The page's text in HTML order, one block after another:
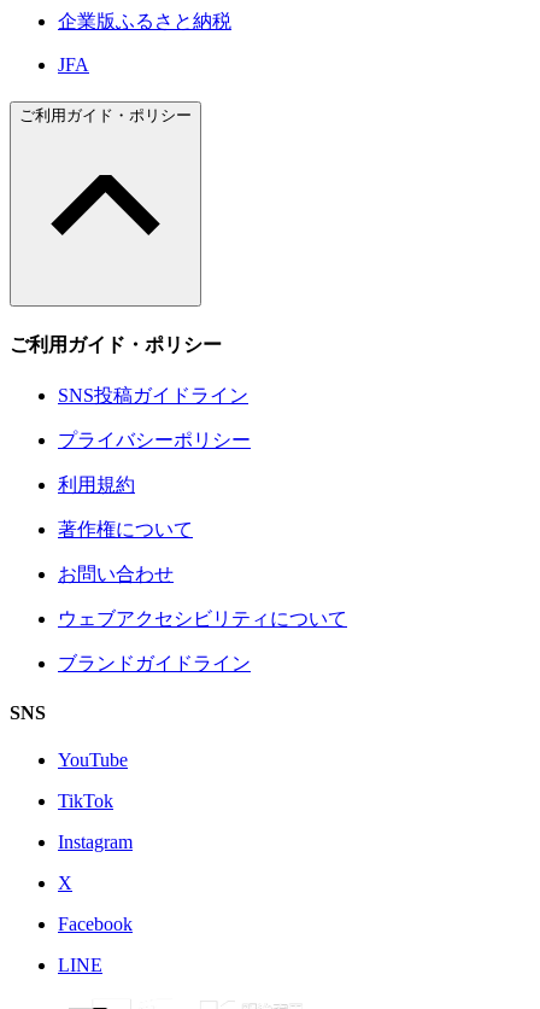
企業版ふるさと納税
JFA
ご利用ガイド・ポリシー
ご利用ガイド・ポリシー
SNS投稿ガイドライン
プライバシーポリシー
利用規約
著作権について
お問い合わせ
ウェブアクセシビリティについて
ブランドガイドライン
SNS
YouTube
TikTok
Instagram
X
Facebook
LINE